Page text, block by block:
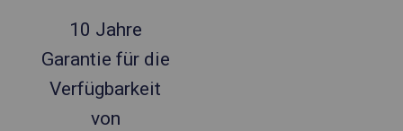
10 Jahre
Garantie für die
Verfügbarkeit
von